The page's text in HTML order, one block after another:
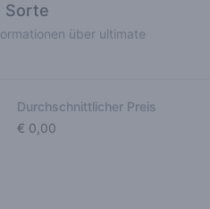
Sorte
über ultimate
Durchschnittlicher Preis
€ 0,00